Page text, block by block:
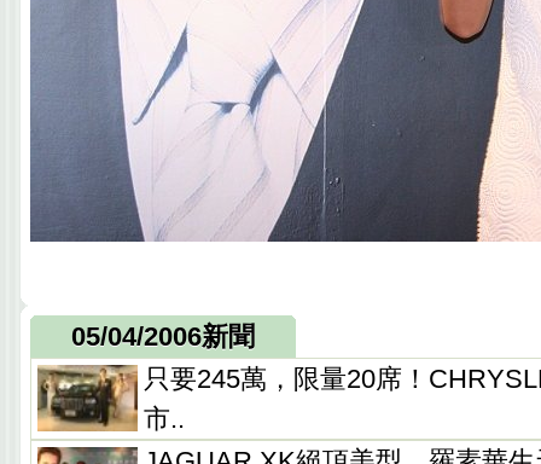
05/04/2006新聞
只要245萬，限量20席！
市..